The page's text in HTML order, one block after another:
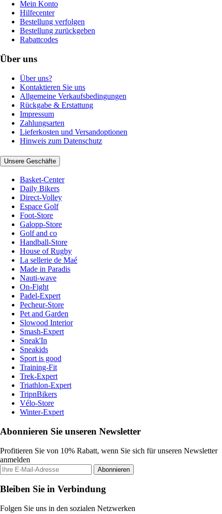
Mein Konto
Hilfecenter
Bestellung verfolgen
Bestellung zurückgeben
Rabattcodes
Über uns
Über uns?
Kontaktieren Sie uns
Allgemeine Verkaufsbedingungen
Rückgabe & Erstattung
Impressum
Zahlungsarten
Lieferkosten und Versandoptionen
Hinweis zum Datenschutz
Unsere Geschäfte
Basket-Center
Daily Bikers
Direct-Volley
Espace Golf
Foot-Store
Galopp-Store
Golf and co
Handball-Store
House of Rugby
La sellerie de Maé
Made in Paradis
Nauti-wave
On-Fight
Padel-Expert
Pecheur-Store
Pet and Garden
Slowood Interior
Smash-Expert
Sneak'In
Sneakids
Sport is good
Training-Fit
Trek-Expert
Triathlon-Expert
TripnBikers
Vélo-Store
Winter-Expert
Abonnieren Sie unseren Newsletter
Profitieren Sie von 10% Rabatt, wenn Sie sich für unseren Newsletter
anmelden
Abonnieren
Bleiben Sie in Verbindung
Folgen Sie uns in den sozialen Netzwerken